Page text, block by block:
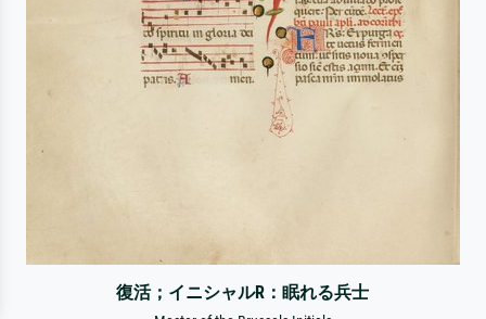
復活；イニシャルR：眠れる兵士